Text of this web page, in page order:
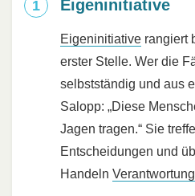
Eigeninitiative
Eigeninitiative rangiert
erster Stelle. Wer die
selbstständig und aus
Salopp: „Diese
Jagen tragen.“ Sie
Entscheidungen und
Handeln Verantwortung